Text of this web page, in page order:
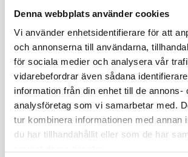
Denna webbplats använder cookies
Vi använder enhetsidentifierare för att
och annonserna till användarna,
för sociala medier och analysera vår
vidarebefordrar även sådana
information från din enhet till de annons-
analysföretag som vi samarbetar med.
tur kombinera informationen med annan
du har tillhandahållit eller som de har
De här dokumenten hittar du också
de garantier som berörs av det
riskskyddet.
Garanti för kund­fordringar
Garanti för fordr.förlust för